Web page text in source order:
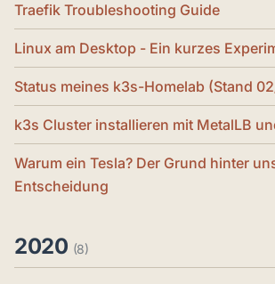
Traefik Troubleshooting Guide
Linux am Desktop - Ein kurzes
Status meines k3s-Homelab (Stand
k3s Cluster installieren mit MetalLB
Warum ein Tesla? Der Grund hinter
Entscheidung
2020 (8)